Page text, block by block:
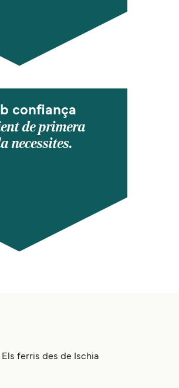
confiança
de primera
necessites.
ferris des de Ischia